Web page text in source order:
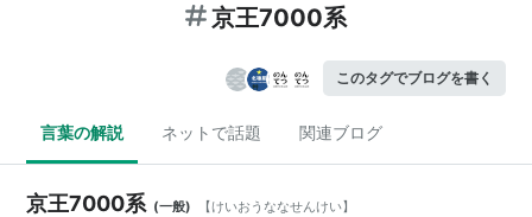
京王7000系
このタグでブログを書く
言葉の解説 ネットで話題 関連ブログ
京王7000系 (一般) 【けいおうななせんけい】